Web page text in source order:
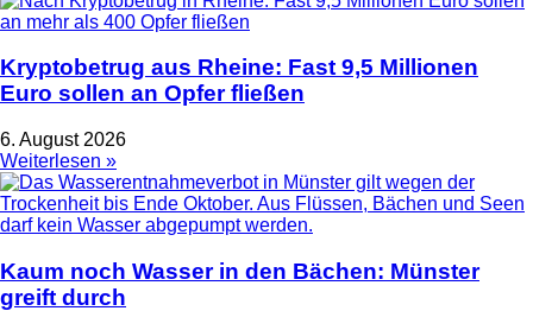
Kryptobetrug aus Rheine: Fast 9,5 Millionen
Euro sollen an Opfer fließen
6. August 2026
Weiterlesen »
Kaum noch Wasser in den Bächen: Münster
greift durch